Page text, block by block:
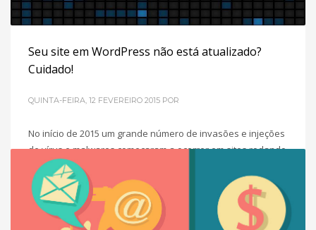
Seu site em WordPress não está atualizado?
Cuidado!
QUINTA-FEIRA, 12 FEVEREIRO 2015 POR
No início de 2015 um grande número de invasões e injeções
de vírus e malwares começaram a ocorrer em sites rodando
na plataforma wordpress devido a falta de atualização em
temas, versões do wordpress e plugins. “ Segundo
pesquisadores de segurança, o malware em questão
transforma os sites infectados em plataformas de ataque